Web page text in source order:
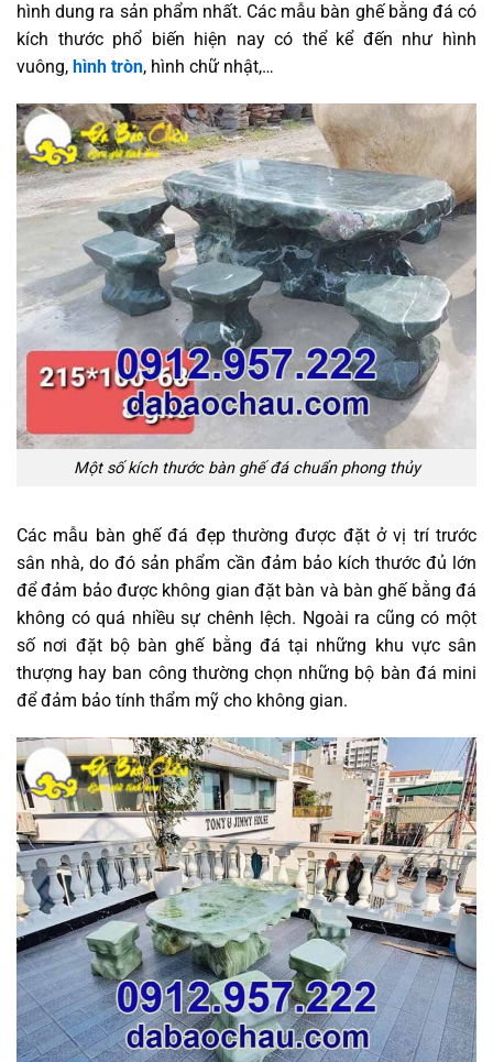
hình dung ra sản phẩm nhất. Các mẫu bàn ghế bằng đá có
kích thước phổ biến hiện nay có thể kể đến như hình
vuông, hình tròn, hình chữ nhật,…
Một số kích thước bàn ghế đá chuẩn phong thủy
Các mẫu bàn ghế đá đẹp thường được đặt ở vị trí trước
sân nhà, do đó sản phẩm cần đảm bảo kích thước đủ lớn
để đảm bảo được không gian đặt bàn và bàn ghế bằng đá
không có quá nhiều sự chênh lệch. Ngoài ra cũng có một
số nơi đặt bộ bàn ghế bằng đá tại những khu vực sân
thượng hay ban công thường chọn những bộ bàn đá mini
để đảm bảo tính thẩm mỹ cho không gian.